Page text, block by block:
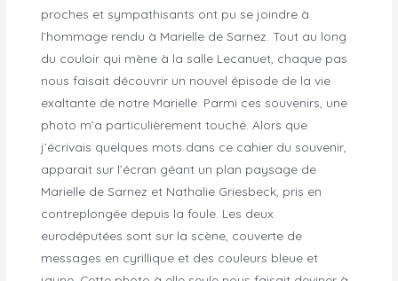
proches et sympathisants ont pu se joindre à
l’hommage rendu à Marielle de Sarnez. Tout au long
du couloir qui mène à la salle Lecanuet, chaque pas
nous faisait découvrir un nouvel épisode de la vie
exaltante de notre Marielle. Parmi ces souvenirs, une
photo m’a particulièrement touché. Alors que
j’écrivais quelques mots dans ce cahier du souvenir,
apparait sur l’écran géant un plan paysage de
Marielle de Sarnez et Nathalie Griesbeck, pris en
contreplongée depuis la foule. Les deux
eurodéputées sont sur la scène, couverte de
messages en cyrillique et des couleurs bleue et